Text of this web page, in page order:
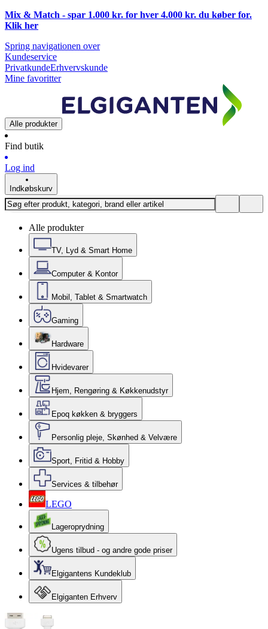
Mix & Match - spar 1.000 kr. for hver 4.000 kr. du køber for.
Klik her
Spring navigationen over
Kundeservice
PrivatkundeErhvervskunde
Mine favoritter
Alle produkter
Find butik
Log ind
Indkøbskurv
Alle produkter
TV, Lyd & Smart Home
Computer & Kontor
Mobil, Tablet & Smartwatch
Gaming
Hardware
Hvidevarer
Hjem, Rengøring & Køkkenudstyr
Epoq køkken & bryggers
Personlig pleje, Skønhed & Velvære
Sport, Fritid & Hobby
Services & tilbehør
LEGO
Lageroprydning
Ugens tilbud - og andre gode priser
Elgigantens Kundeklub
Elgiganten Erhverv